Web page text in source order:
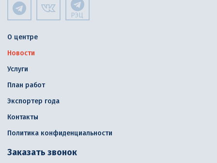
РЭЦ
О центре
Новости
Услуги
План работ
Экспортер года
Контакты
Политика конфиденциальности
Заказать звонок